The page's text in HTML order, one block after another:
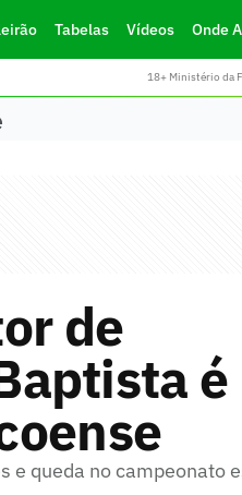
Tabelas Vídeos Onde
18+ Ministério da
de
é
e queda no campeonato